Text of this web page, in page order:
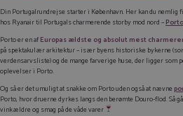
Din Portugalrundrejse starter i København. Her kan du
hos Ryanair til Portugals charmerende storby mod nord –Porto
Porto er en afEuropas ældste og absolut mest
på spektakulær arkitektur – især byens historiske bykerne (som
verdensarvsliste) og de mange farverige huse, der ligger som
oplevelser i Porto.
Og så er det umuligt at snakke om Porto uden også at nævne
Porto, hvor druerne dyrkes langs den berømte Douro-flod. Så
vinkældre og smag på de våde varer